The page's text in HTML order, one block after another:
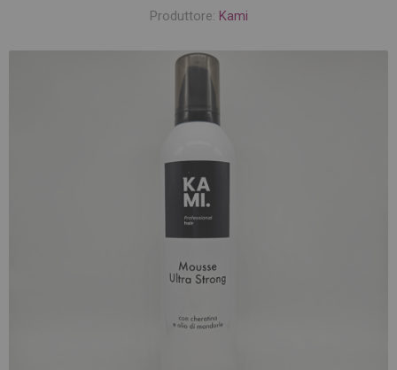
Produttore: Kami